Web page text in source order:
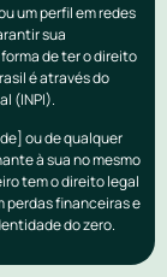
um perfil em redes
sua
de ter o direito
é através do
(INPI).
ou de qualquer
à sua no mesmo
tem o direito legal
perdas financeiras e
do zero.